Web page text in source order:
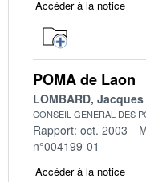
Accéder à la notice
POMA de Laon
LOMBARD, Jacques
CONSEIL GENERAL DES
Rapport: oct. 2003
n°004199-01
Accéder à la notice